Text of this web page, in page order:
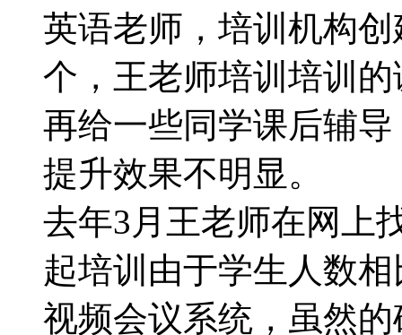
英语老师，培训机构
个，王老师培训培训
再给一些同学课后辅
提升效果不明显。
去年3月王老师在网上
起培训由于学生人数
视频会议系统，虽然